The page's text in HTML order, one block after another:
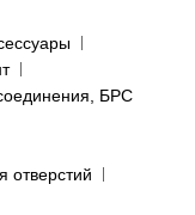
БРС
отверстий